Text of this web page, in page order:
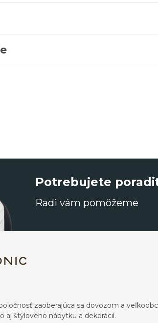
Potrebujete
Radi vám pomôžeme
zaoberajúca sa dovozom a
aj štýlového nábytku a dekorácií.